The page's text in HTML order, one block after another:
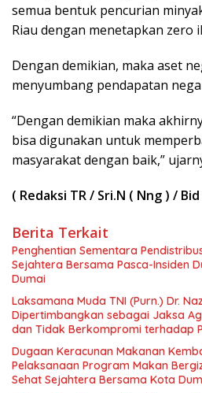
semua bentuk pencurian
Riau dengan menetapkan zero
Dengan demikian, maka aset
menyumbang pendapatan
“Dengan demikian maka
bisa digunakan untuk
masyarakat dengan baik,”
( Redaksi TR / Sri.N ( Nng ) /
Berita Terkait
Penghentian Sementara
Sejahtera Bersama Pasca-Insiden
Dumai
Laksamana Muda TNI (Purn.) Dr.
Dipertimbangkan sebagai Jaksa
dan Tidak Berkompromi terhadap
Dugaan Keracunan Makanan
Pelaksanaan Program Makan
Sehat Sejahtera Bersama Kota